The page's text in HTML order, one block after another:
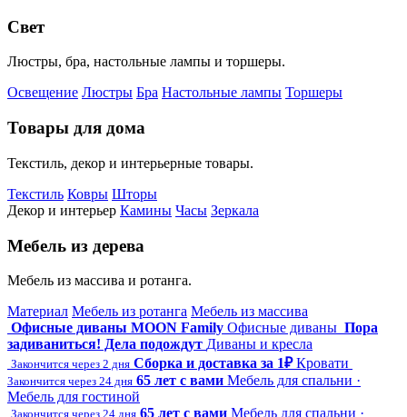
Свет
Люстры, бра, настольные лампы и торшеры.
Освещение Люстры Бра Настольные лампы Торшеры
Товары для дома
Текстиль, декор и интерьерные товары.
Текстиль Ковры Шторы
Декор и интерьер Камины Часы Зеркала
Мебель из дерева
Мебель из массива и ротанга.
Материал Мебель из ротанга Мебель из массива
Офисные диваны MOON Family Офисные диваны Пора
задиваниться! Дела подождут Диваны и кресла
Закончится через 2 дня Сборка и доставка за 1₽ Кровати
Закончится через 24 дня 65 лет с вами Мебель для спальни ·
Мебель для гостиной
Закончится через 24 дня 65 лет с вами Мебель для спальни ·